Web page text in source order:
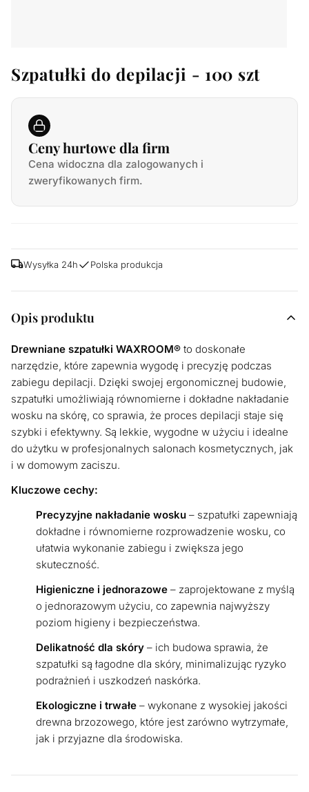
Szpatułki do depilacji - 100 szt
Ceny hurtowe dla firm
Cena widoczna dla zalogowanych i
zweryfikowanych firm.
Wysyłka 24h Polska produkcja
Opis produktu
Drewniane szpatułki WAXROOM® to doskonałe
narzędzie, które zapewnia wygodę i precyzję podczas
zabiegu depilacji. Dzięki swojej ergonomicznej budowie,
szpatułki umożliwiają równomierne i dokładne nakładanie
wosku na skórę, co sprawia, że proces depilacji staje się
szybki i efektywny. Są lekkie, wygodne w użyciu i idealne
do użytku w profesjonalnych salonach kosmetycznych, jak
i w domowym zaciszu.
Kluczowe cechy:
Precyzyjne nakładanie wosku – szpatułki zapewniają
dokładne i równomierne rozprowadzenie wosku, co
ułatwia wykonanie zabiegu i zwiększa jego
skuteczność.
Higieniczne i jednorazowe – zaprojektowane z myślą
o jednorazowym użyciu, co zapewnia najwyższy
poziom higieny i bezpieczeństwa.
Delikatność dla skóry – ich budowa sprawia, że
szpatułki są łagodne dla skóry, minimalizując ryzyko
podrażnień i uszkodzeń naskórka.
Ekologiczne i trwałe – wykonane z wysokiej jakości
drewna brzozowego, które jest zarówno wytrzymałe,
jak i przyjazne dla środowiska.